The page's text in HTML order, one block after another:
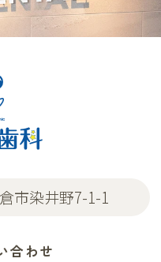
市染井野7-1-1
合わせ